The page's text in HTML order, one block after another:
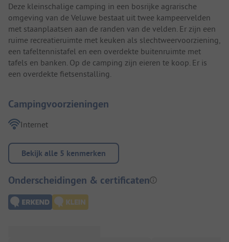
Deze kleinschalige camping in een bosrijke agrarische
omgeving van de Veluwe bestaat uit twee kampeervelden
met staanplaatsen aan de randen van de velden. Er zijn een
ruime recreatieruimte met keuken als slechtweervoorziening,
een tafeltennistafel en een overdekte buitenruimte met
tafels en banken. Op de camping zijn eieren te koop. Er is
een overdekte fietsenstalling.
Campingvoorzieningen
Internet
Bekijk alle 5 kenmerken
Onderscheidingen & certificaten